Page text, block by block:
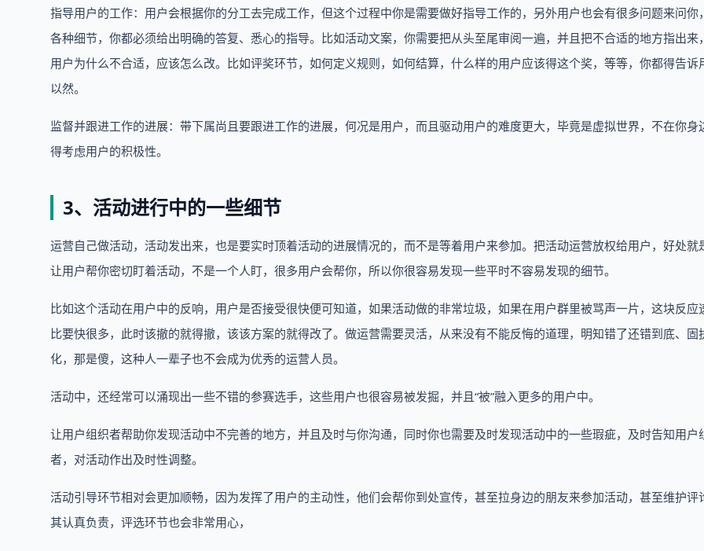
指导用户的工作：用户会根据你的分工去完成工作，但这个过程中你是需要做好指导工作的，另外用户也会有很多问题来问你
各种细节，你都必须给出明确的答复、悉心的指导。比如活动文案，你需要把从头至尾审阅一遍，并且把不合适的地方指出来
用户为什么不合适，应该怎么改。比如评奖环节，如何定义规则，如何结算，什么样的用户应该得这个奖，等等，你都得告诉
以然。
监督并跟进工作的进展：带下属尚且要跟进工作的进展，何况是用户，而且驱动用户的难度更大，毕竟是虚拟世界，不在你身
得考虑用户的积极性。
3、活动进行中的一些细节
运营自己做活动，活动发出来，也是要实时顶着活动的进展情况的，而不是等着用户来参加。把活动运营放权给用户，好处就
让用户帮你密切盯着活动，不是一个人盯，很多用户会帮你，所以你很容易发现一些平时不容易发现的细节。
比如这个活动在用户中的反响，用户是否接受很快便可知道，如果活动做的非常垃圾，如果在用户群里被骂声一片，这块反应
比要快很多，此时该撤的就得撤，该该方案的就得改了。做运营需要灵活，从来没有不能反悔的道理，明知错了还错到底、固
化，那是傻，这种人一辈子也不会成为优秀的运营人员。
活动中，还经常可以涌现出一些不错的参赛选手，这些用户也很容易被发掘，并且“被”融入更多的用户中。
让用户组织者帮助你发现活动中不完善的地方，并且及时与你沟通，同时你也需要及时发现活动中的一些瑕疵，及时告知用户
者，对活动作出及时性调整。
活动引导环节相对会更加顺畅，因为发挥了用户的主动性，他们会帮你到处宣传，甚至拉身边的朋友来参加活动，甚至维护评
其认真负责，评选环节也会非常用心，